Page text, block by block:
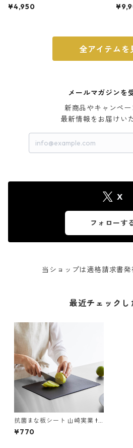
ト 3号 ブラック
¥4,950
m ガ
全アイテムを
メールマガジンを
新商品やキャンペー
最新情報をお届けい
X
フォローす
当ショップは適格請求書発
最近チェックし
抗菌まな板シート 山崎実業 to
wer タワー 抗菌シートまな板
ブラック
¥770